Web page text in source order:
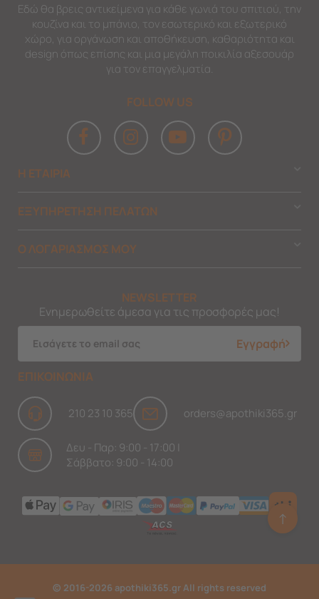
Εδώ θα βρεις αντικείμενα για κάθε γωνιά του σπιτιού, την
κουζίνα και το μπάνιο, τον εσωτερικό και εξωτερικό
χώρο, για οργάνωση και αποθήκευση, καθαριότητα και
design όπως επίσης και μια μεγάλη ποικιλία αξεσουάρ
για τον επαγγελματία.
FOLLOW US
Η ΕΤΑΙΡΙΑ
ΕΞΥΠΗΡΕΤΗΣΗ ΠΕΛΑΤΩΝ
Ο ΛΟΓΑΡΙΑΣΜΟΣ ΜΟΥ
NEWSLETTER
Ενημερωθείτε άμεσα για τις προσφορές μας!
Εγγραφή
ΕΠΙΚΟΙΝΩΝΙΑ
210 23 10 365 orders@apothiki365.gr
Δευ - Παρ: 9:00 - 17:00 |
Σάββατο: 9:00 - 14:00
↑
© 2016-2026 apothiki365.gr All rights reserved